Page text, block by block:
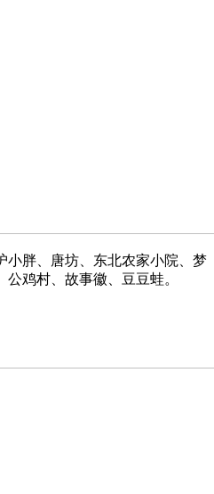
胖、唐坊、东北农家小院、梦
鸡村、故事徽、豆豆蛙。